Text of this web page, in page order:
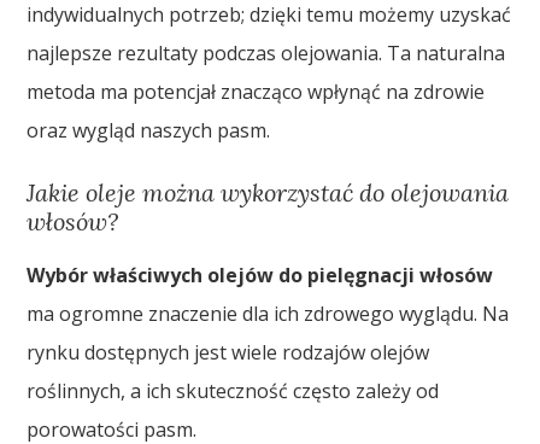
indywidualnych potrzeb; dzięki temu możemy uzyskać
najlepsze rezultaty podczas olejowania. Ta naturalna
metoda ma potencjał znacząco wpłynąć na zdrowie
oraz wygląd naszych pasm.
Jakie oleje można wykorzystać do olejowania
włosów?
Wybór właściwych olejów do pielęgnacji włosów
ma ogromne znaczenie dla ich zdrowego wyglądu. Na
rynku dostępnych jest wiele rodzajów olejów
roślinnych, a ich skuteczność często zależy od
porowatości pasm.